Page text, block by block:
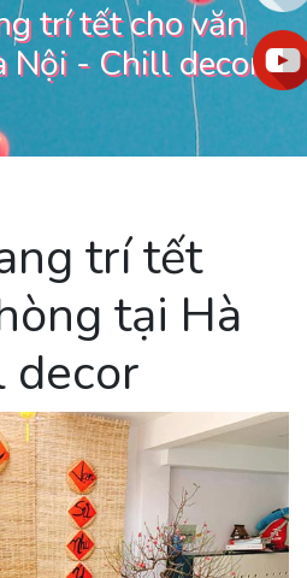
trí tết cho văn
Nội - Chill decor
trí tết
tại Hà
decor